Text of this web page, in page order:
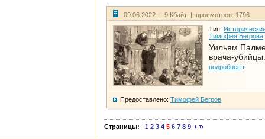
09.06.2022 | 9 Кбайт | просмотров: 1796
Тип:
Тимофея Бегрова
Уильям
врача-
подробнее
Предоставлено: Тимофей Бегров
Страницы: 1 2 3 4 5 6 7 8 9